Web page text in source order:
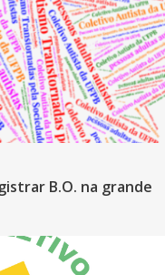
B.O. na grande